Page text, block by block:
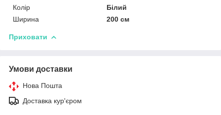
Колір
Білий
Ширина
200 см
Приховати
Умови доставки
Нова Пошта
Доставка кур'єром